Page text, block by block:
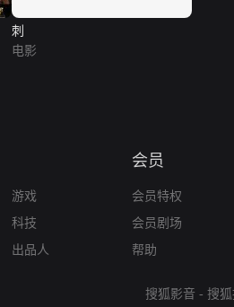
刺
电影
游戏
科技
出品人
会员
会员特权
会员剧场
帮助
搜狐影音 - 搜